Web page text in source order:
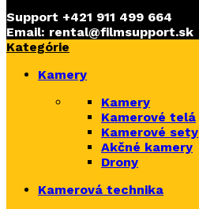
Support +421 911 499 664
Email: rental@filmsupport.sk
Kategórie
Kamery
Kamery
Kamerové telá
Kamerové sety
Akčné kamery
Drony
Kamerová technika